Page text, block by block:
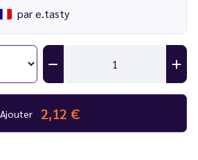
par e.tasty
Ajouter 2,12 €